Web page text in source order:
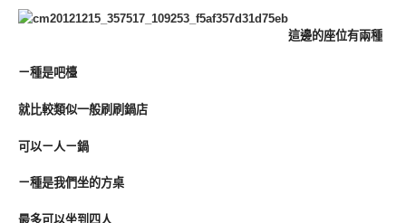
這邊的座位有兩種
ㄧ種是吧檯
就比較類似一般刷刷鍋店
可以ㄧ人ㄧ鍋
ㄧ種是我們坐的方桌
最多可以坐到四人